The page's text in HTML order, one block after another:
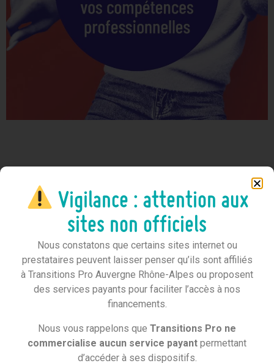
CléA,c’est un certificat officiel, reconnu par les
employeursde tous les secteurs et de toutes les
régions. Il donnera plus de poids à votre candidature
pour prendre un nouveau poste, changer de métier ou
débuter une formation.
Vigilance : attention aux
sites non officiels
Nous constatons que certains sites internet ou
prestataires peuvent laisser penser qu’ils sont affiliés
à Transitions Pro Auvergne Rhône-Alpes ou proposent
des services payants pour faciliter l’accès à nos
financements.
Nous vous rappelons que Transitions Pro ne
commercialise aucun service payant permettant
d’accéder à ses dispositifs.